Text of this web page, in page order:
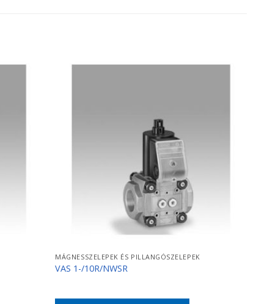
MÁGNESSZELEPEK ÉS PILLANGÓSZELEPEK
VAS 1-/10R/NWSR